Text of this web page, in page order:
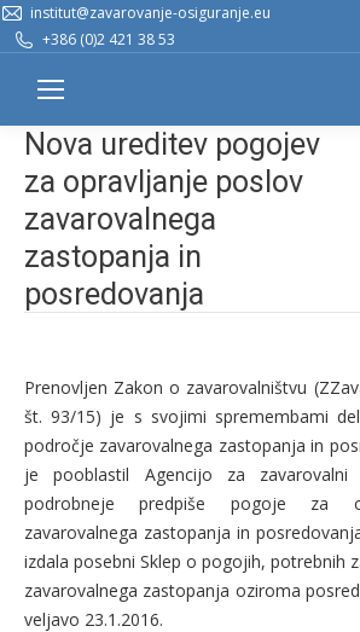
institut@zavarovanje-osiguranje.eu
+386 (0)2 421 38 53
Nova ureditev pogojev
za opravljanje poslov
zavarovalnega
zastopanja in
posredovanja
Prenovljen Zakon o zavarovalništvu
št. 93/15) je s svojimi spremembami
področje zavarovalnega zastopanja in
je pooblastil Agencijo za
podrobneje predpiše pogoje za
zavarovalnega zastopanja in
izdala posebni Sklep o pogojih, potrebnih
zavarovalnega zastopanja oziroma
veljavo 23.1.2016.